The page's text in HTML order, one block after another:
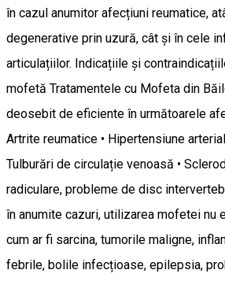
în cazul anumitor afecțiuni reumatice,
degenerative prin uzură, cât și în cele
articulațiilor. Indicațiile și
mofetă Tratamentele cu Mofeta din
deosebit de eficiente în următoarele
Artrite reumatice • Hipertensiune
Tulburări de circulație venoasă •
radiculare, probleme de disc
în anumite cazuri, utilizarea mofetei nu
cum ar fi sarcina, tumorile maligne,
febrile, bolile infecțioase, epilepsia,